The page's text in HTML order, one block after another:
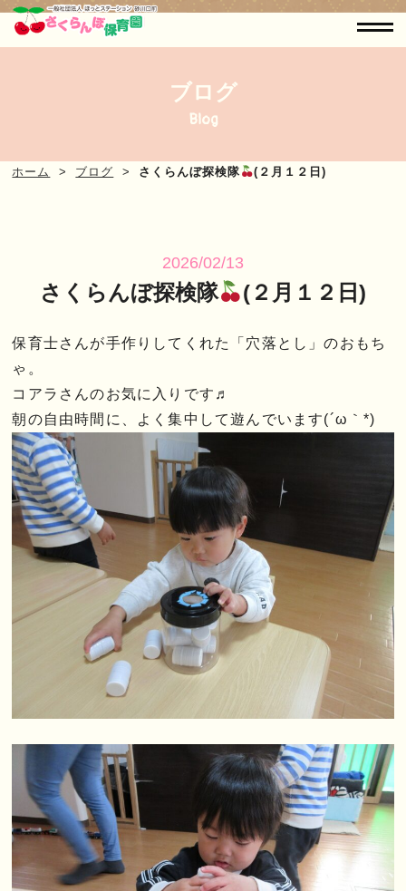
ブログ
Blog
ホーム ブログ さくらんぼ探検隊 (２月１２日)
2026/02/13
さくらんぼ探検隊 (２月１２日)
保育士さんが手作りしてくれた「穴落とし」のおもち
ゃ。
コアラさんのお気に入りです♬
朝の自由時間に、よく集中して遊んでいます(´ω｀*)